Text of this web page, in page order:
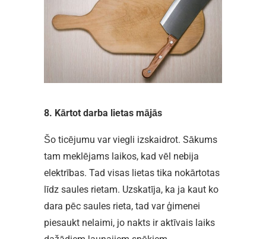
8. Kārtot darba lietas mājās
Šo ticējumu var viegli izskaidrot. Sākums
tam meklējams laikos, kad vēl nebija
elektrības. Tad visas lietas tika nokārtotas
līdz saules rietam. Uzskatīja, ka ja kaut ko
dara pēc saules rieta, tad var ģimenei
piesaukt nelaimi, jo nakts ir aktīvais laiks